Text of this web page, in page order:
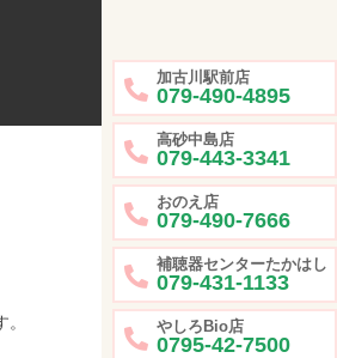
加古川駅前店
079-490-4895
高砂中島店
079-443-3341
おのえ店
079-490-7666
補聴器センターたかはし
079-431-1133
やしろBio店
0795-42-7500